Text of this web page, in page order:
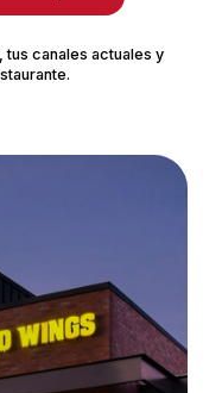
tus canales actuales y